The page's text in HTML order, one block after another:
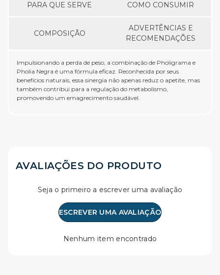
PARA QUE SERVE COMO CONSUMIR
COMPOSIÇÃO
ADVERTÊNCIAS E
RECOMENDAÇÕES
Impulsionando a perda de peso, a combinação de Pholigrama e
Pholia Negra é uma fórmula eficaz. Reconhecida por seus
benefícios naturais, essa sinergia não apenas reduz o apetite, mas
também contribui para a regulação do metabolismo,
promovendo um emagrecimento saudável.
AVALIAÇÕES DO PRODUTO
Seja o primeiro a escrever uma avaliação
ESCREVER UMA AVALIAÇÃO
Nenhum item encontrado